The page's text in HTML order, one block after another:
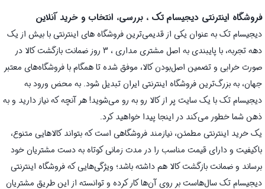
فروشگاه اینترنتی دیجیسام تک ، بررسی، انتخاب و خرید آنلاین
دیجیسام تک به عنوان یکی از قدیمی‌ترین فروشگاه های اینترنتی با بیش از یک
دهه تجربه، با پایبندی به اصل مشتری مداری ، 3 روز ضمانت بازگشت کالا در
صورت خرابی و تضمین اصل‌بودن کالا، موفق شده تا همگام با فروشگاه‌های معتبر
جهان، به بزرگ‌ترین فروشگاه اینترنتی ایران تبدیل شود. به محض ورود به
دیجیسام تک با یک سایت پر از کالا رو به رو می‌شوید! هر آنچه که نیاز دارید و به
ذهن شما خطور می‌کند در اینجا پیدا خواهید کرد.
یک خرید اینترنتی مطمئن، نیازمند فروشگاهی است که بتواند کالاهایی متنوع،
باکیفیت و دارای قیمت مناسب را در مدت زمانی کوتاه به دست مشتریان خود
برساند و ضمانت بازگشت کالا هم داشته باشد؛ ویژگی‌هایی که فروشگاه اینترنتی
دیجیسام تک سال‌هاست بر روی آن‌ها کار کرده و توانسته از این طریق مشتریان